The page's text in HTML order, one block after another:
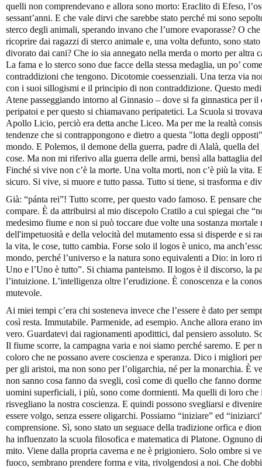
quelli non comprendevano e allora sono morto: Eraclito di Efeso,
sessant’anni. E che vale dirvi che sarebbe stato perché mi sono
sterco degli animali, sperando invano che l’umore evaporasse? O
ricoprire dai ragazzi di sterco animale e, una volta defunto, sono
divorato dai cani? Che io sia annegato nella merda o morto per altra
La fama e lo sterco sono due facce della stessa medaglia, un po’
contraddizioni che tengono. Dicotomie coessenziali. Una terza via
con i suoi sillogismi e il principio di non contraddizione. Questo
Atene passeggiando intorno al Ginnasio – dove si fa ginnastica per
peripatoi e per questo si chiamavano peripatetici. La Scuola si
Apollo Licio, perciò era detta anche Liceo. Ma per me la realtà
tendenze che si contrappongono e dietro a questa "lotta degli
mondo. E Polemos, il demone della guerra, padre di Alalà, quella
cose. Ma non mi riferivo alla guerra delle armi, bensì alla battaglia
Finché si vive non c’è la morte. Una volta morti, non c’è più la vita.
sicuro. Si vive, si muore e tutto passa. Tutto si tiene, si trasforma e
Già: “pánta rei”! Tutto scorre, per questo vado famoso. E pensare
compare. È da attribuirsi al mio discepolo Cratilo a cui spiegai che
medesimo fiume e non si può toccare due volte una sostanza mortale
dell'impetuosità e della velocità del mutamento essa si disperde e si
la vita, le cose, tutto cambia. Forse solo il logos è unico, ma
mondo, perché l’universo e la natura sono equivalenti a Dio: in loro
Uno e l’Uno è tutto”. Si chiama panteismo. Il logos è il discorso, la
l’intuizione. L’intelligenza oltre l’erudizione. È conoscenza e la
mutevole.
Ai miei tempi c’era chi sosteneva invece che l’essere è dato per
così resta. Immutabile. Parmenide, ad esempio. Anche allora erano
vero. Guardatevi dai ragionamenti apodittici, dal pensiero assoluto.
Il fiume scorre, la campagna varia e noi siamo perché saremo. E
coloro che ne possano avere coscienza e speranza. Dico i migliori
per gli aristoi, ma non sono per l’oligarchia, né per la monarchia. È
non sanno cosa fanno da svegli, così come di quello che fanno
uomini superficiali, i più, sono come dormienti. Ma quelli di loro che
risvegliano la nostra coscienza. E quindi possono svegliarsi e
essere volgo, senza essere oligarchi. Possiamo “iniziare” ed
comprensione. Sì, sono stato un seguace della tradizione orfica e
ha influenzato la scuola filosofica e matematica di Platone. Ognuno
mito. Viene dalla propria caverna e ne è prigioniero. Solo ombre si
fuoco, sembrano prendere forma e vita, rivolgendosi a noi. Che